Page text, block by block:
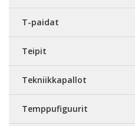
T-paidat
Teipit
Tekniikkapallot
Temppufiguurit